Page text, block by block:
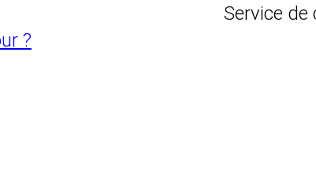
?
Service de